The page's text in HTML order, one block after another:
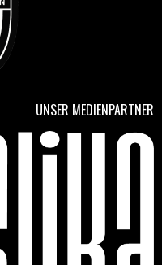
UNSER MEDIENPARTNER